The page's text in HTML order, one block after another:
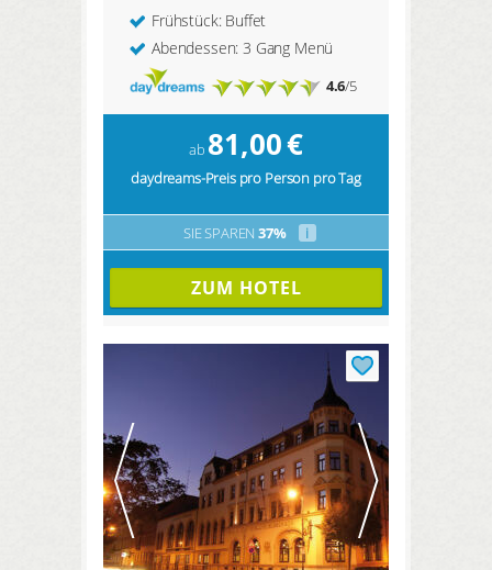
Frühstück: Buffet
Abendessen: 3 Gang Menü
4.6/5
ab 81,00€
daydreams-Preis pro Person pro Tag
SIE SPAREN 37% i
ZUM HOTEL